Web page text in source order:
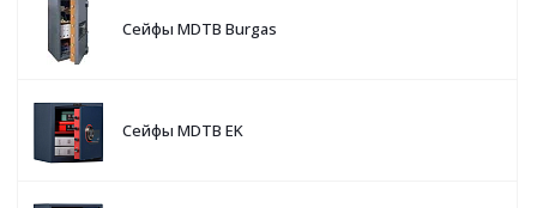
Сейфы MDTB Burgas
Сейфы MDTB EK